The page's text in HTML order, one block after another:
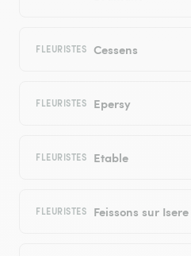
FLEURISTES Cessens
FLEURISTES Epersy
FLEURISTES Etable
FLEURISTES Feissons sur Isere